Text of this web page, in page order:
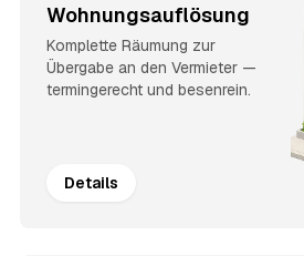
Wohnungsauflösung
Komplette Räumung zur
Übergabe an den Vermieter —
termingerecht und besenrein.
Details